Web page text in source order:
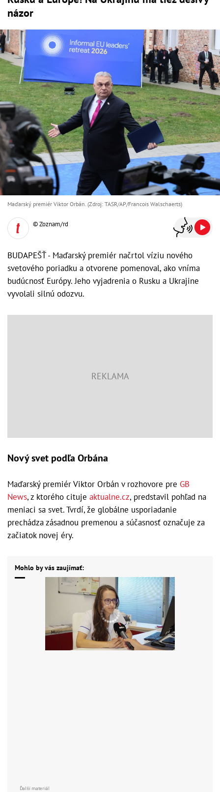
názor
Maďarský premiér Viktor Orbán. (Zdroj: TASR/AP/Francois Walschaerts)
© Zoznam/rd
BUDAPEŠŤ - Maďarský premiér načrtol víziu nového
svetového poriadku a otvorene pomenoval, ako vníma
budúcnosť Európy. Jeho vyjadrenia o Rusku a Ukrajine
vyvolali silnú odozvu.
Nový svet podľa Orbána
Maďarský premiér Viktor Orbán v rozhovore pre GB
News, z ktorého cituje aktualne.cz, predstavil pohľad na
meniaci sa svet. Tvrdí, že globálne usporiadanie
prechádza zásadnou premenou a súčasnosť označuje za
začiatok novej éry.
Mohlo by vás zaujímať: